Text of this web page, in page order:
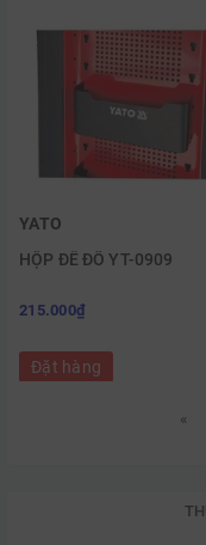
YATO
HỘP ĐỂ ĐỒ YT-0909
215.000₫
Đặt hàng
«